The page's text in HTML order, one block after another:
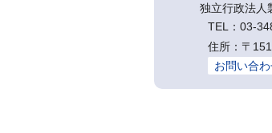
独立行政法
TEL：03-
住所：〒
お問い合